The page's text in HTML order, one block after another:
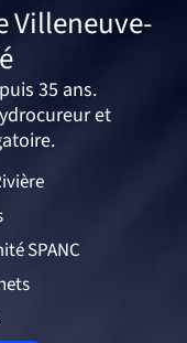
Villeneuve-
35 ans.
et
SPANC